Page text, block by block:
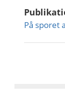
På sporet